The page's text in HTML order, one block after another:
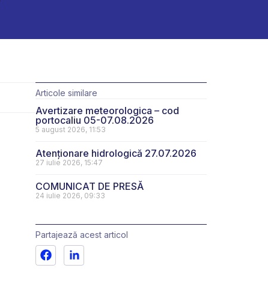
Articole similare
Avertizare meteorologica – cod
portocaliu 05-07.08.2026
5 august 2026, 11:53
Atenționare hidrologică 27.07.2026
27 iulie 2026, 15:47
COMUNICAT DE PRESĂ
24 iulie 2026, 09:33
Partajează acest articol